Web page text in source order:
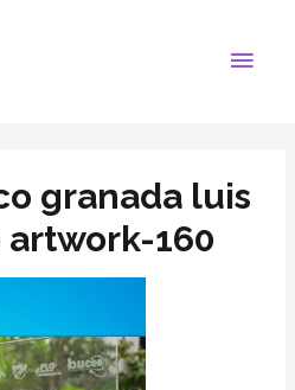
granada luis
160